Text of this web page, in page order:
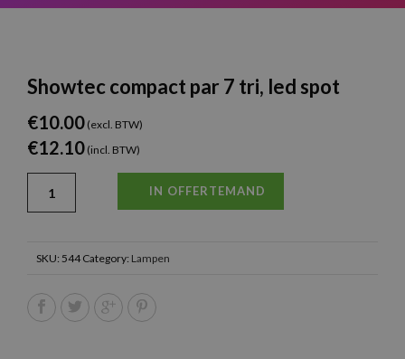
Showtec compact par 7 tri, led spot
€10.00 (excl. BTW)
€12.10 (incl. BTW)
IN OFFERTEMAND
SKU: 544 Category: Lampen